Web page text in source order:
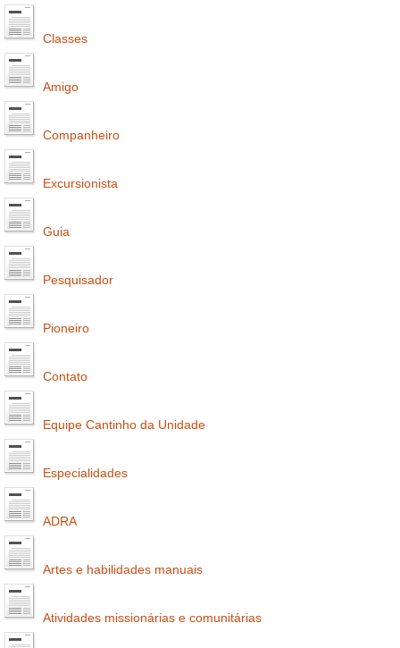
Classes
Amigo
Companheiro
Excursionista
Guia
Pesquisador
Pioneiro
Contato
Equipe Cantinho da Unidade
Especialidades
ADRA
Artes e habilidades manuais
Atividades missionárias e comunitárias